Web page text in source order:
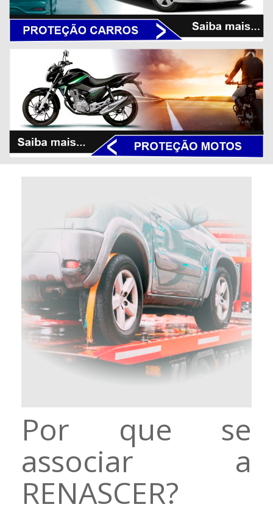
Por que se
associar a
RENASCER?